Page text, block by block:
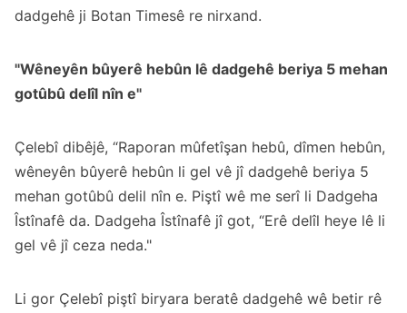
dadgehê ji Botan Timesê re nirxand.
"Wêneyên bûyerê hebûn lê dadgehê beriya 5 mehan
gotûbû delîl nîn e"
Çelebî dibêjê, “Raporan mûfetîşan hebû, dîmen hebûn,
wêneyên bûyerê hebûn li gel vê jî dadgehê beriya 5
mehan gotûbû delil nîn e. Piştî wê me serî li Dadgeha
Îstînafê da. Dadgeha Îstînafê jî got, “Erê delîl heye lê li
gel vê jî ceza neda."
Li gor Çelebî piştî biryara beratê dadgehê wê betir rê